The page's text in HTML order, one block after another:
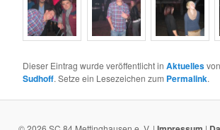
Dieser Eintrag wurde veröffentlicht inAktuelles
Sudhoff. Setze ein Lesezeichen zum Permalink.